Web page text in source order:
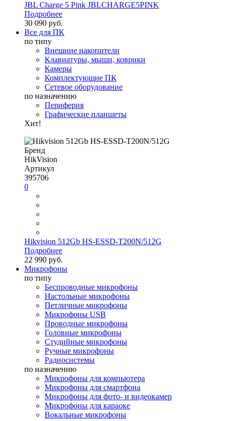
JBL Charge 5 Pink JBLCHARGE5PINK
Подробнее
30 090 руб.
Все для ПК
по типу
Внешние накопители
Клавиатуры, мыши, коврики
Камеры
Комплектующие ПК
Сетевое оборудование
по назначению
Периферия
Графические планшеты
Хит!
Бренд
HikVision
Артикул
395706
0
Hikvision 512Gb HS-ESSD-T200N/512G
Подробнее
22 990 руб.
Микрофоны
по типу
Беспроводные микрофоны
Настольные микрофоны
Петличные микрофоны
Микрофоны USB
Проводные микрофоны
Головные микрофоны
Студийные микрофоны
Ручные микрофоны
Радиосистемы
по назначению
Микрофоны для компьютера
Микрофоны для смартфона
Микрофоны для фото- и видеокамер
Микрофоны для караоке
Вокальные микрофоны